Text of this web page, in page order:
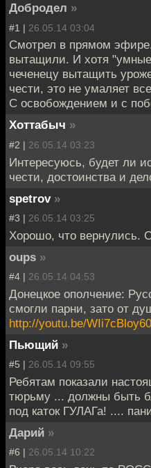
Добродел »
#1 | 26.05.14 03:04
Смотрел в прямом
вытащили. И хотя
чеченецу вытащить
чести, это не умаляет
С освобождением и с
Хоттабыч »
#2 | 26.05.14 03:23
Интересуюсь, будет ли
чести, достоинства и
spetrov »
#3 | 26.05.14 03:25
Хорошо, что вернулись.
oups »
#4 | 26.05.14 04:53
Донецкое ополчение:
смогли парни, зато от
http://youtu.be/WIi7cBloy60
Пьющий »
#5 | 26.05.14 09:55
Ребятам показали
тюрьму ... должны быть
под каток ГУЛАГа! ....
Дарий »
#6 | 26.05.14 10:22